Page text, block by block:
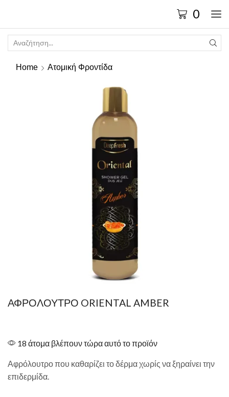
0
Home Ατομική Φροντίδα
ΑΦΡΟΛΟΥΤΡΟ ORIENTAL AMBER
18 άτομα βλέπουν τώρα αυτό το προϊόν
Αφρόλουτρο που καθαρίζει το δέρμα χωρίς να ξηραίνει την
επιδερμίδα.